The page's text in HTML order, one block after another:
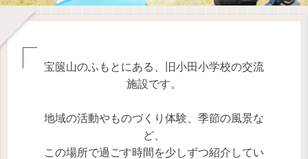
宝篋山のふもとにある、旧小田小学校の交流
施設です。
地域の活動やものづくり体験、季節の風景な
ど、
この場所で過ごす時間を少しずつ紹介してい